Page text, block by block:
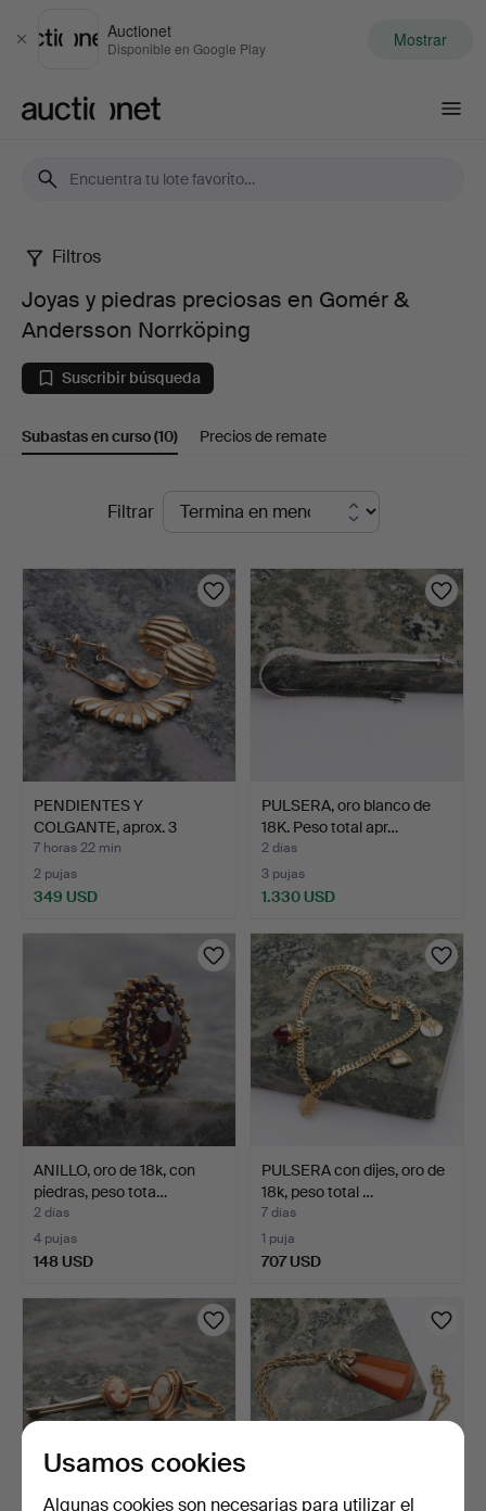
Cerrar
Auctionet
Disponible en Google Play Mostrar
Joyas
piedras
preciosas
Gomér
Andersson
Norrköping
Filtros
Joyas y piedras preciosas en Gomér &
Andersson Norrköping
Suscribir búsqueda
Subastas en curso(10) Precios de remate
Subastas
curso
Filtrar
PENDIENTES Y
COLGANTE, aprox. 3
piezas, or…
7 horas 22 min
2 pujas
349 USD
PULSERA, oro blanco de
18K. Peso total apr…
2 días
3 pujas
1.330 USD
ANILLO, oro de 18k, con
piedras, peso tota…
2 días
4 pujas
148 USD
PULSERA con dijes, oro de
18k, peso total …
7 días
1 puja
707 USD
Usamos cookies
Algunas cookies son necesarias para utilizar el